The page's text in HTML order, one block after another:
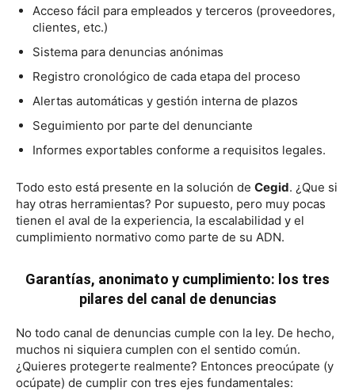
Acceso fácil para empleados y terceros (proveedores,
clientes, etc.)
Sistema para denuncias anónimas
Registro cronológico de cada etapa del proceso
Alertas automáticas y gestión interna de plazos
Seguimiento por parte del denunciante
Informes exportables conforme a requisitos legales.
Todo esto está presente en la solución de Cegid. ¿Que si
hay otras herramientas? Por supuesto, pero muy pocas
tienen el aval de la experiencia, la escalabilidad y el
cumplimiento normativo como parte de su ADN.
Garantías, anonimato y cumplimiento: los tres
pilares del canal de denuncias
No todo canal de denuncias cumple con la ley. De hecho,
muchos ni siquiera cumplen con el sentido común.
¿Quieres protegerte realmente? Entonces preocúpate (y
ocúpate) de cumplir con tres ejes fundamentales: